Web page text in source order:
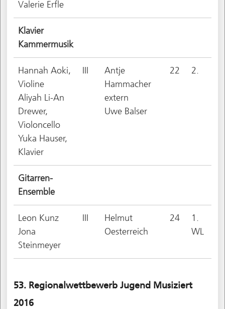
Valerie Erfle
Klavier
Kammermusik
Hannah Aoki,
Violine
Aliyah Li-An
Drewer,
Violoncello
Yuka Hauser,
Klavier
III
Antje
Hammacher
extern
Uwe Balser
22 2.
Gitarren-
Ensemble
Leon Kunz
Jona
Steinmeyer
III
Helmut
Oesterreich
24
1.
WL
53. Regionalwettbewerb Jugend Musiziert
2016